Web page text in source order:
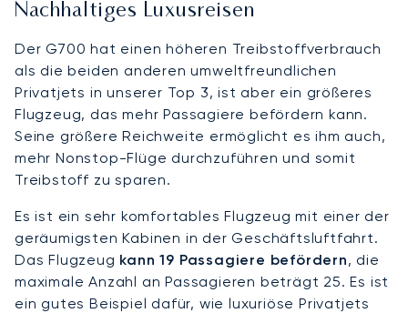
Nachhaltiges Luxusreisen
Der G700 hat einen höheren Treibstoffverbrauch
als die beiden anderen umweltfreundlichen
Privatjets in unserer Top 3, ist aber ein größeres
Flugzeug, das mehr Passagiere befördern kann.
Seine größere Reichweite ermöglicht es ihm auch,
mehr Nonstop-Flüge durchzuführen und somit
Treibstoff zu sparen.
Es ist ein sehr komfortables Flugzeug mit einer der
geräumigsten Kabinen in der Geschäftsluftfahrt.
Das Flugzeug kann 19 Passagiere befördern, die
maximale Anzahl an Passagieren beträgt 25. Es ist
ein gutes Beispiel dafür, wie luxuriöse Privatjets